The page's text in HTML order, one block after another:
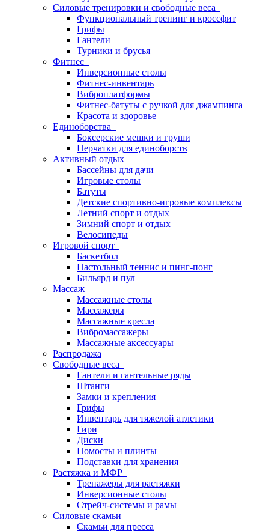
Силовые тренировки и свободные веса
Функциональный тренинг и кроссфит
Грифы
Гантели
Турники и брусья
Фитнес
Инверсионные столы
Фитнес-инвентарь
Виброплатформы
Фитнес-батуты с ручкой для джампинга
Красота и здоровье
Единоборства
Боксерские мешки и груши
Перчатки для единоборств
Активный отдых
Бассейны для дачи
Игровые столы
Батуты
Детские спортивно-игровые комплексы
Летний спорт и отдых
Зимний спорт и отдых
Велосипеды
Игровой спорт
Баскетбол
Настольный теннис и пинг-понг
Бильярд и пул
Массаж
Массажные столы
Массажеры
Массажные кресла
Вибромассажеры
Массажные аксессуары
Распродажа
Свободные веса
Гантели и гантельные ряды
Штанги
Замки и крепления
Грифы
Инвентарь для тяжелой атлетики
Гири
Диски
Помосты и плинты
Подставки для хранения
Растяжка и МФР
Тренажеры для растяжки
Инверсионные столы
Стрейч-системы и рамы
Силовые скамьи
Скамьи для пресса